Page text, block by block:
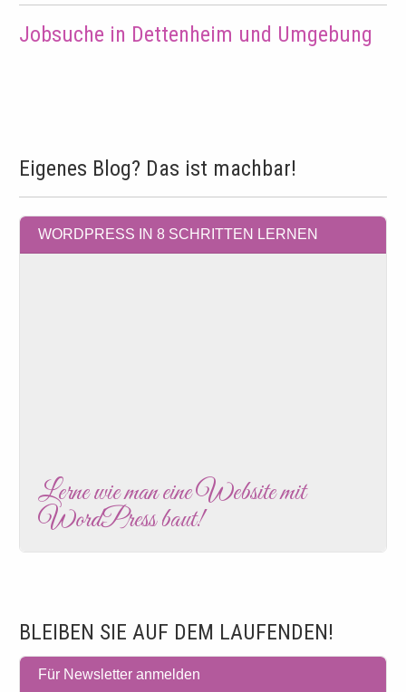
Jobsuche in Dettenheim und Umgebung
Eigenes Blog? Das ist machbar!
WORDPRESS IN 8 SCHRITTEN LERNEN
Lerne wie man eine Website mit
WordPress baut!
BLEIBEN SIE AUF DEM LAUFENDEN!
Für Newsletter anmelden